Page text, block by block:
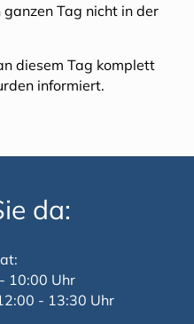
Tag nicht in der
diesem Tag komplett
informiert.
da:
10:00 Uhr
- 13:30 Uhr